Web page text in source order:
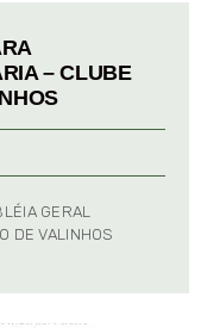
– CLUBE
GERAL
DE VALINHOS